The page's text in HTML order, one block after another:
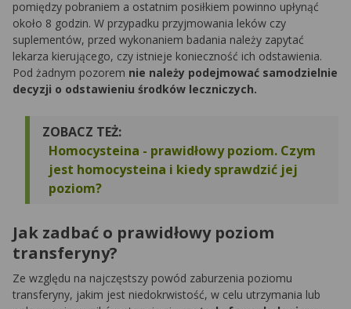
pomiędzy pobraniem a ostatnim posiłkiem powinno upłynąć
około 8 godzin. W przypadku przyjmowania leków czy
suplementów, przed wykonaniem badania należy zapytać
lekarza kierującego, czy istnieje konieczność ich odstawienia.
Pod żadnym pozorem nie należy podejmować samodzielnie
decyzji o odstawieniu środków leczniczych.
ZOBACZ TEŻ:
Homocysteina - prawidłowy poziom. Czym
jest homocysteina i kiedy sprawdzić jej
poziom?
Jak zadbać o prawidłowy poziom
transferyny?
Ze względu na najczęstszy powód zaburzenia poziomu
transferyny, jakim jest niedokrwistość, w celu utrzymania lub